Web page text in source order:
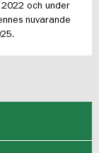
och under
nuvarande